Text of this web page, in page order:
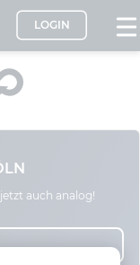
LOGIN
auch analog!